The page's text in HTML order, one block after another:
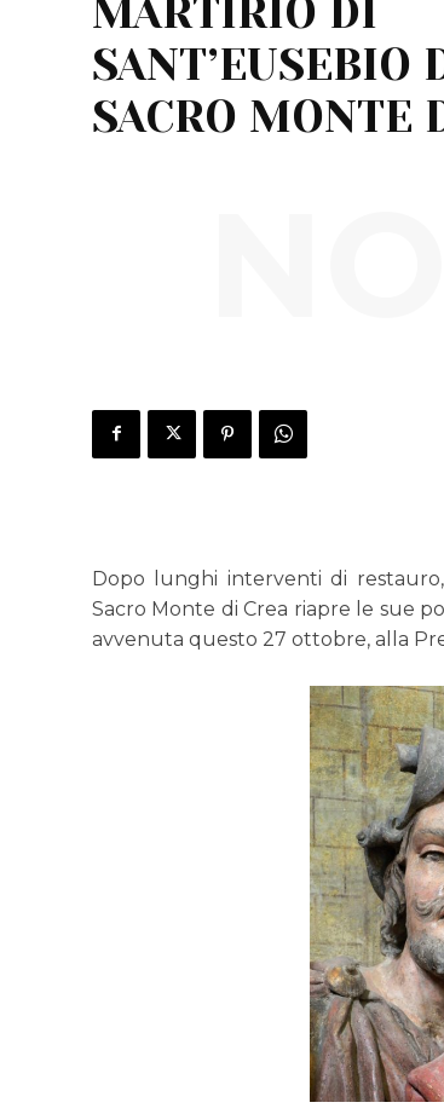
MARTIRIO DI
SANT’EUSEBIO
SACRO MONTE
Dopo lunghi interventi di
Sacro Monte di Crea riapre le sue
avvenuta questo 27 ottobre, alla